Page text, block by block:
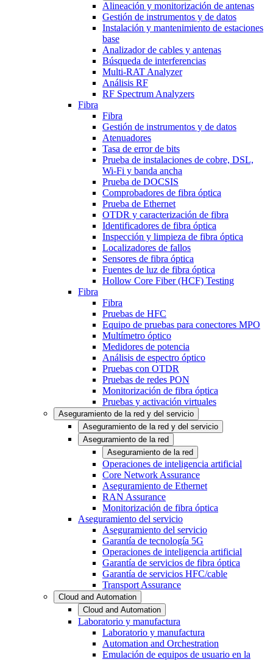
Alineación y monitorización de antenas
Gestión de instrumentos y de datos
Instalación y mantenimiento de estaciones
base
Analizador de cables y antenas
Búsqueda de interferencias
Multi-RAT Analyzer
Análisis RF
RF Spectrum Analyzers
Fibra
Fibra
Gestión de instrumentos y de datos
Atenuadores
Tasa de error de bits
Prueba de instalaciones de cobre, DSL,
Wi-Fi y banda ancha
Prueba de DOCSIS
Comprobadores de fibra óptica
Prueba de Ethernet
OTDR y caracterización de fibra
Identificadores de fibra óptica
Inspección y limpieza de fibra óptica
Localizadores de fallos
Sensores de fibra óptica
Fuentes de luz de fibra óptica
Hollow Core Fiber (HCF) Testing
Fibra
Fibra
Pruebas de HFC
Equipo de pruebas para conectores MPO
Multímetro óptico
Medidores de potencia
Análisis de espectro óptico
Pruebas con OTDR
Pruebas de redes PON
Monitorización de fibra óptica
Pruebas y activación virtuales
Aseguramiento de la red y del servicio
Aseguramiento de la red y del servicio
Aseguramiento de la red
Aseguramiento de la red
Operaciones de inteligencia artificial
Core Network Assurance
Aseguramiento de Ethernet
RAN Assurance
Monitorización de fibra óptica
Aseguramiento del servicio
Aseguramiento del servicio
Garantía de tecnología 5G
Operaciones de inteligencia artificial
Garantía de servicios de fibra óptica
Garantía de servicios HFC/cable
Transport Assurance
Cloud and Automation
Cloud and Automation
Laboratorio y manufactura
Laboratorio y manufactura
Automation and Orchestration
Emulación de equipos de usuario en la